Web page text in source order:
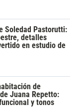
Soledad Pastorutti:
detalles
en estudio de
de
Juana Repetto:
y tonos